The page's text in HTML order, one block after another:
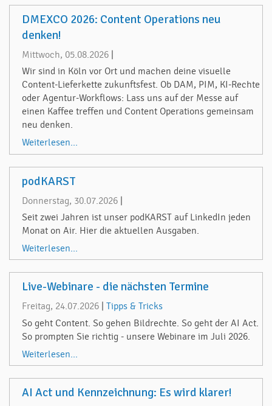
DMEXCO 2026: Content Operations neu
denken!
Mittwoch, 05.08.2026
Wir sind in Köln vor Ort und machen deine visuelle
Content-Lieferkette zukunftsfest. Ob DAM, PIM, KI-Rechte
oder Agentur-Workflows: Lass uns auf der Messe auf
einen Kaffee treffen und Content Operations gemeinsam
neu denken.
Weiterlesen...
podKARST
Donnerstag, 30.07.2026
Seit zwei Jahren ist unser podKARST auf LinkedIn jeden
Monat on Air. Hier die aktuellen Ausgaben.
Weiterlesen...
Live-Webinare - die nächsten Termine
Freitag, 24.07.2026
Tipps & Tricks
So geht Content. So gehen Bildrechte. So geht der AI Act.
So prompten Sie richtig - unsere Webinare im Juli 2026.
Weiterlesen...
AI Act und Kennzeichnung: Es wird klarer!